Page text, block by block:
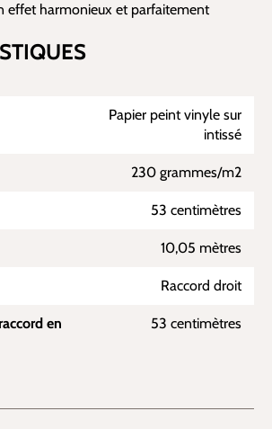
effet harmonieux et parfaitement
Papier peint vinyle sur
intissé
230 grammes/m2
53 centimètres
10,05 mètres
Raccord droit
en
53 centimètres